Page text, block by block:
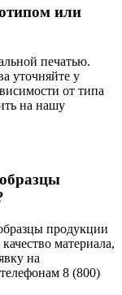
или
печатью.
уточняйте у
от типа
на нашу
продукции
материала,
на
8 (800)